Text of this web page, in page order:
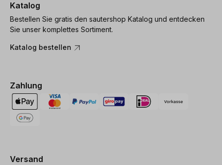
Katalog
Bestellen Sie gratis den sautershop Katalog und entdecken
Sie unser komplettes Sortiment.
Katalog bestellen
Zahlung
Versand